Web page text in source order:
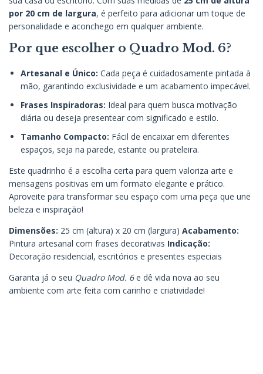
por 20 cm de largura, é perfeito para adicionar um toque de
personalidade e aconchego em qualquer ambiente.
Por que escolher o Quadro Mod. 6?
Artesanal e Único: Cada peça é cuidadosamente pintada à
mão, garantindo exclusividade e um acabamento impecável.
Frases Inspiradoras: Ideal para quem busca motivação
diária ou deseja presentear com significado e estilo.
Tamanho Compacto: Fácil de encaixar em diferentes
espaços, seja na parede, estante ou prateleira.
Este quadrinho é a escolha certa para quem valoriza arte e
mensagens positivas em um formato elegante e prático.
Aproveite para transformar seu espaço com uma peça que une
beleza e inspiração!
Dimensões: 25 cm (altura) x 20 cm (largura) Acabamento:
Pintura artesanal com frases decorativas Indicação:
Decoração residencial, escritórios e presentes especiais
Garanta já o seu Quadro Mod. 6e dê vida nova ao seu
ambiente com arte feita com carinho e criatividade!